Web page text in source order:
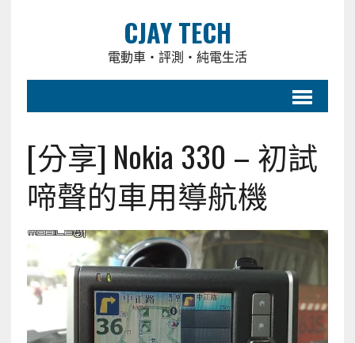
CJAY TECH
電動車・評測・純電生活
[分享] Nokia 330 – 初試
啼聲的車用導航機